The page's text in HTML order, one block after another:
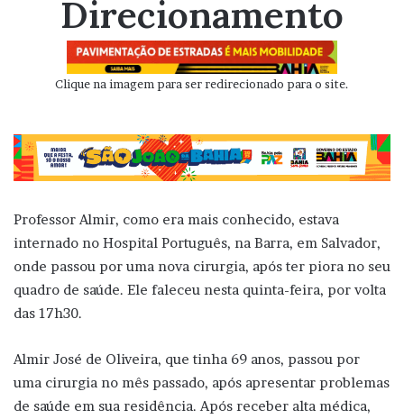
Direcionamento
Clique na imagem para ser redirecionado para o site.
Professor Almir, como era mais conhecido, estava
internado no Hospital Português, na Barra, em Salvador,
onde passou por uma nova cirurgia, após ter piora no seu
quadro de saúde. Ele faleceu nesta quinta-feira, por volta
das 17h30.
Almir José de Oliveira, que tinha 69 anos, passou por
uma cirurgia no mês passado, após apresentar problemas
de saúde em sua residência. Após receber alta médica,